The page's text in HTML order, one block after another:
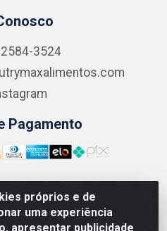
próprios e de
uma experiência
apresentar publicidade
3524
Pagamento
PRODUTOS ALIMENTICIOS
PENHA CIRCULAR/RJ -